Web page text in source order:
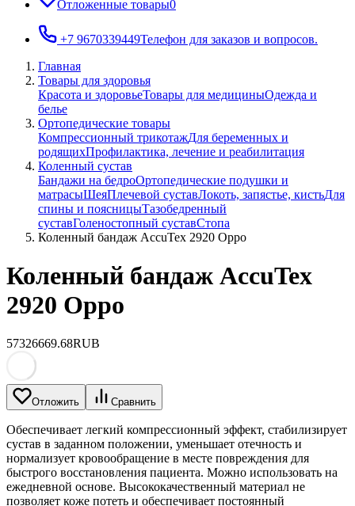
Отложенные товары0
+7 9670339449Телефон для заказов и вопросов.
Главная
Товары для здоровья
Красота и здоровьеТовары для медициныОдежда и
белье
Ортопедические товары
Компрессионный трикотажДля беременных и
родящихПрофилактика, лечение и реабилитация
Коленный сустав
Бандажи на бедроОртопедические подушки и
матрасыШеяПлечевой суставЛокоть, запястье, кистьДля
спины и поясницыТазобедренный
суставГоленостопный суставСтопа
Коленный бандаж AccuTex 2920 Oppo
Коленный бандаж AccuTex
2920 Oppo
57326669.68RUB
Отложить Сравнить
Обеспечивает легкий компрессионный эффект, стабилизирует
сустав в заданном положении, уменьшает отечность и
нормализует кровообращение в месте повреждения для
быстрого восстановления пациента. Можно использовать на
ежедневной основе. Высококачественный материал не
позволяет коже потеть и обеспечивает постоянный